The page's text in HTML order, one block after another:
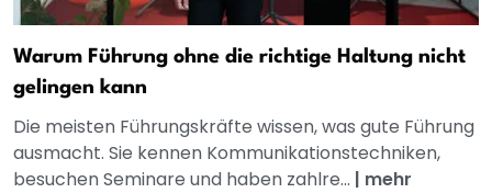
Warum Führung ohne die richtige Haltung nicht
gelingen kann
Die meisten Führungskräfte wissen, was gute Führung
ausmacht. Sie kennen Kommunikationstechniken,
besuchen Seminare und haben zahlre... | mehr